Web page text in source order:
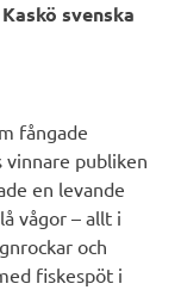
Kaskö svenska
fångade
vinnare publiken
en levande
vågor – allt i
och
fiskespöt i